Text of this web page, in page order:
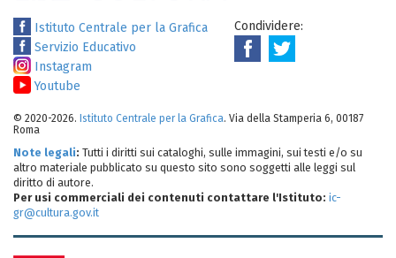
Istituto Centrale per la Grafica
Servizio Educativo
Instagram
Youtube
Condividere:
© 2020-2026. Istituto Centrale per la Grafica. Via della Stamperia 6, 00187
Roma
Note legali: Tutti i diritti sui cataloghi, sulle immagini, sui testi e/o su
altro materiale pubblicato su questo sito sono soggetti alle leggi sul
diritto di autore.
Per usi commerciali dei contenuti contattare l'Istituto: ic-
gr@cultura.gov.it